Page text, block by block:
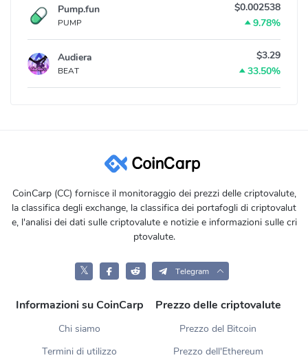
Pump.fun
PUMP
$0.002538
9.78%
Audiera
BEAT
$3.29
33.50%
CoinCarp (CC) fornisce il monitoraggio dei prezzi delle criptovalute,
la classifica degli exchange, la classifica dei portafogli di criptovalut
e, l'analisi dei dati sulle criptovalute e notizie e informazioni sulle cri
ptovalute.
𝕏 Telegram
Informazioni su CoinCarp
Chi siamo
Termini di utilizzo
Prezzo delle criptovalute
Prezzo del Bitcoin
Prezzo dell'Ethereum